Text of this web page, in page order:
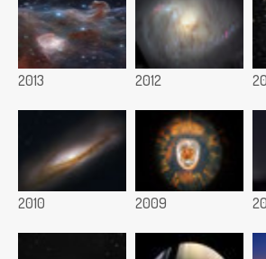
2013 2012
2010 2009